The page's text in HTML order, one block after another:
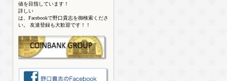
値を目指しています！
詳しい
は、Facebookで野口貴志を御検索くださ
い。 友達登録も大歓迎です！！